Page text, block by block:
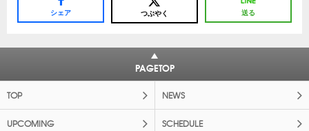
シェア つぶやく 送る
PAGETOP
TOP NEWS
UPCOMING SCHEDULE